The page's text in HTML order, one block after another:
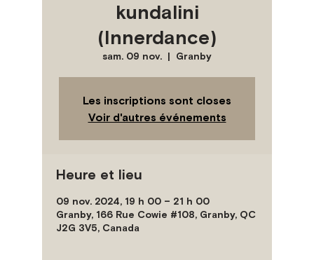
kundalini
(Innerdance)
sam. 09 nov.
  |
Granby
Les inscriptions sont closes
Voir d'autres événements
Heure et lieu
09 nov. 2024, 19 h 00 – 21 h 00
Granby, 166 Rue Cowie #108, Granby, QC
J2G 3V5, Canada